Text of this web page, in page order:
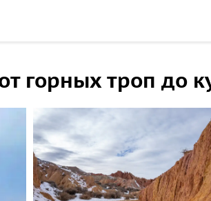
горных троп до